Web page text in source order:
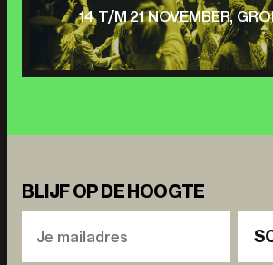
14 T/M 21 NOVEMBER,
BLIJF OP DE HOOGTE